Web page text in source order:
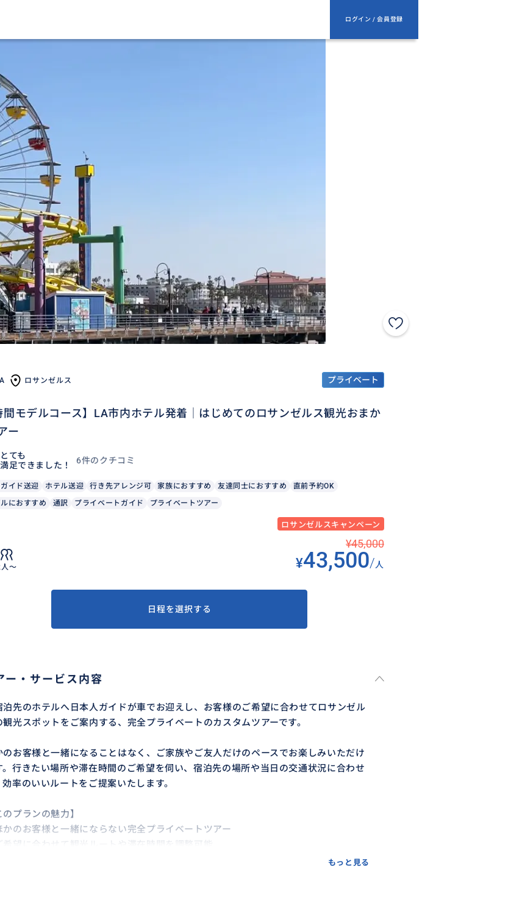
ログイン / 会員登録
ロサンゼルス プライベート
間モデルコース】LA市内ホテル発着｜はじめてのロサンゼルス観光おまか
ー
とても
満足できました！
6件のクチコミ
イド送迎 ホテル送迎 行き先アレンジ可 家族におすすめ 友達同士におすすめ
直前予約OK
におすすめ
通訳 プライベートガイド プライベートツアー
ロサンゼルスキャンペーン
〜
¥45,000
¥43,500/人
日程を選択する
ー・サービス内容
泊先のホテルへ日本人ガイドが車でお迎えし、お客様のご希望に合わせてロサンゼル
観光スポットをご案内する、完全プライベートのカスタムツアーです。
のお客様と一緒になることはなく、ご家族やご友人だけのペースでお楽しみいただけ
。行きたい場所や滞在時間のご希望を伺い、宿泊先の場所や当日の交通状況に合わせ
効率のいいルートをご提案いたします。
のプランの魅力】
かのお客様と一緒にならない完全プライベートツアー
もっと見る